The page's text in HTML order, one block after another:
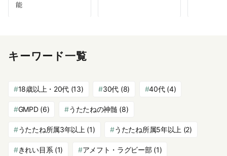
能
キーワード一覧
18歳以上・20代 (13) 30代 (8) 40代(4)
GMPD(6) うたたねの神髄 (8)
うたたね所属3年以上 (1) うたたね所属5年以上 (2)
きれい目系 (1) アメフト・ラグビー部(1)